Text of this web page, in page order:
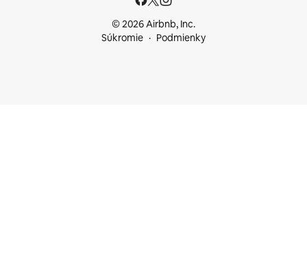
© 2026 Airbnb, Inc.
Súkromie
Podmienky